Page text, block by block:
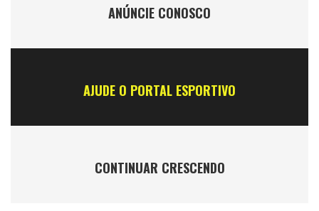
ANÚNCIE CONOSCO
AJUDE O PORTAL ESPORTIVO
CONTINUAR CRESCENDO